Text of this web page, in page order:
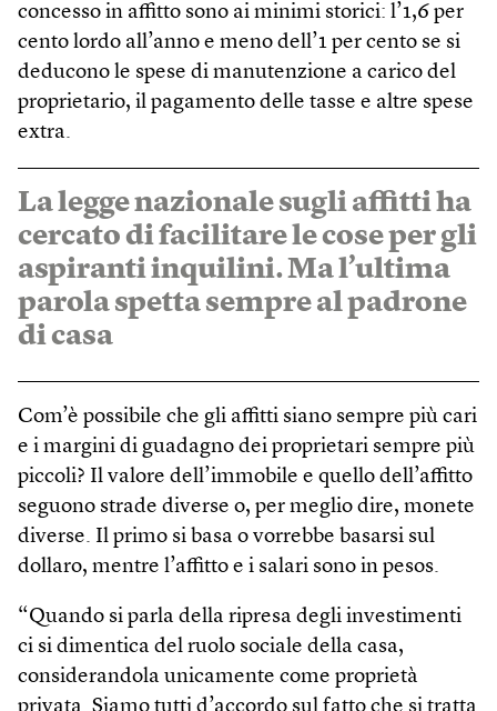
concesso in affitto sono ai minimi storici: l’1,6 per
cento lordo all’anno e meno dell’1 per cento se si
deducono le spese di manutenzione a carico del
proprietario, il pagamento delle tasse e altre spese
extra.
La legge nazionale sugli affitti ha
cercato di facilitare le cose per gli
aspiranti inquilini. Ma l’ultima
parola spetta sempre al padrone
di casa
Com’è possibile che gli affitti siano sempre più cari
e i margini di guadagno dei proprietari sempre più
piccoli? Il valore dell’immobile e quello dell’affitto
seguono strade diverse o, per meglio dire, monete
diverse. Il primo si basa o vorrebbe basarsi sul
dollaro, mentre l’affitto e i salari sono in pesos.
“Quando si parla della ripresa degli investimenti
ci si dimentica del ruolo sociale della casa,
considerandola unicamente come proprietà